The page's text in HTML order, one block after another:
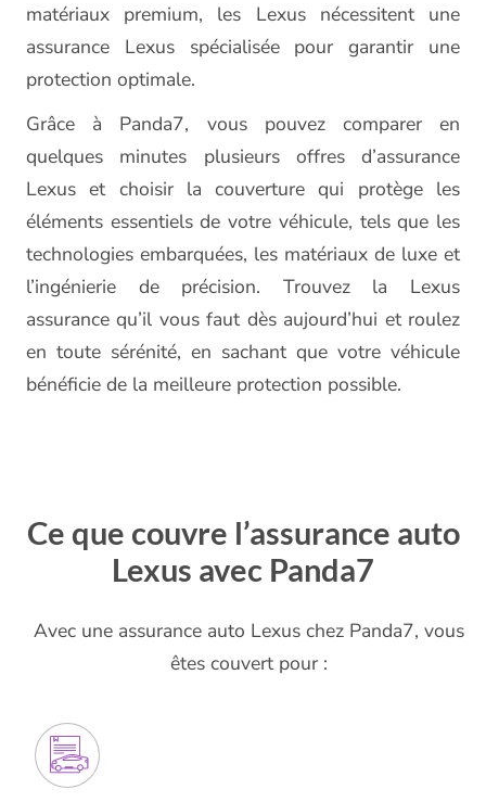
matériaux premium, les Lexus nécessitent une
assurance Lexus spécialisée pour garantir une
protection optimale.
Grâce à Panda7, vous pouvez comparer en
quelques minutes plusieurs offres d’assurance
Lexus et choisir la couverture qui protège les
éléments essentiels de votre véhicule, tels que les
technologies embarquées, les matériaux de luxe et
l’ingénierie de précision. Trouvez la Lexus
assurance qu’il vous faut dès aujourd’hui et roulez
en toute sérénité, en sachant que votre véhicule
bénéficie de la meilleure protection possible.
Ce que couvre l’assurance auto
Lexus avec Panda7
Avec une assurance auto Lexus chez Panda7, vous
êtes couvert pour :